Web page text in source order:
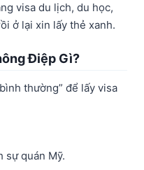
visa du lịch, du học,
ở lại xin lấy thẻ xanh.
Điệp Gì?
thường” để lấy visa
sự quán Mỹ.